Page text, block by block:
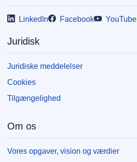
LinkedIn Facebook YouTube
Juridisk
Juridiske meddelelser
Cookies
Tilgængelighed
Om os
Vores opgaver, vision og værdier